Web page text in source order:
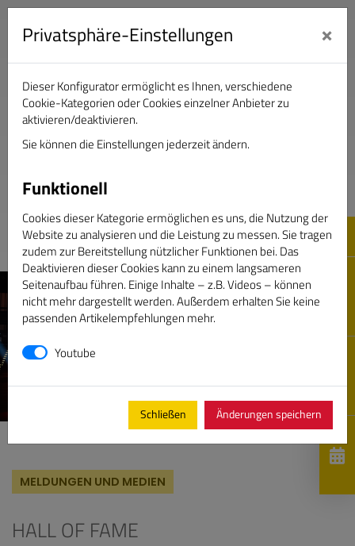
Verband Deutscher Sportjournalisten e.V.
MELDUNGEN UND MEDIEN
HALL OF FAME
Privatsphäre-Einstellungen ×
Dieser Konfigurator ermöglicht es Ihnen, verschiedene
Cookie-Kategorien oder Cookies einzelner Anbieter zu
aktivieren/deaktivieren.
Sie können die Einstellungen jederzeit ändern.
Funktionell
Cookies dieser Kategorie ermöglichen es uns, die Nutzung der
Website zu analysieren und die Leistung zu messen. Sie tragen
zudem zur Bereitstellung nützlicher Funktionen bei. Das
Deaktivieren dieser Cookies kann zu einem langsameren
Seitenaufbau führen. Einige Inhalte – z.B. Videos – können
nicht mehr dargestellt werden. Außerdem erhalten Sie keine
passenden Artikelempfehlungen mehr.
Youtube
Schließen Änderungen speichern